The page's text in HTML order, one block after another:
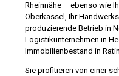
Rheinnähe – ebenso wie
Oberkassel, Ihr
produzierende Betrieb in
Logistikunternehmen in
Immobilienbestand in
Sie profitieren von einer